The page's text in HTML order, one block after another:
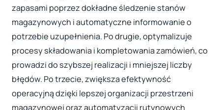
zapasami poprzez dokładne śledzenie stanów
magazynowych i automatyczne informowanie o
potrzebie uzupełnienia. Po drugie, optymalizuje
procesy składowania i kompletowania zamówień, co
prowadzi do szybszej realizacji i mniejszej liczby
błędów. Po trzecie, zwiększa efektywność
operacyjną dzięki lepszej organizacji przestrzeni
magazynowej oraz automatyzacji rutynowych